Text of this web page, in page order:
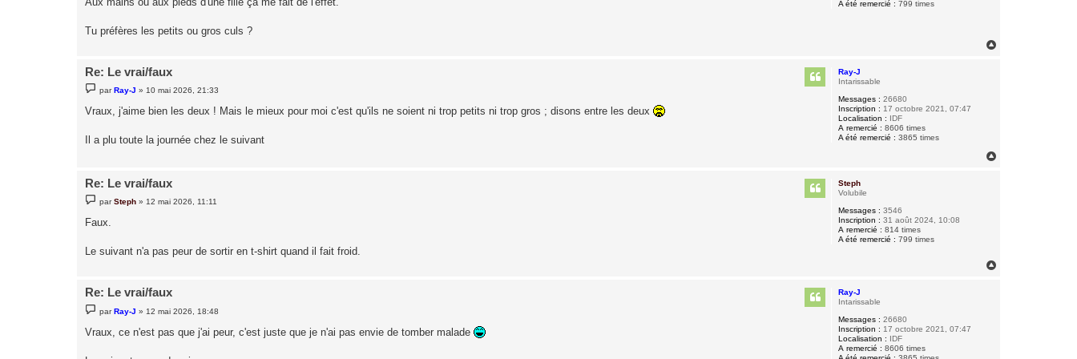
A été remercié : 799 times
Tu préfères les petits ou gros culs ?
Ray-J
Intarissable
Messages : 26680
Inscription : 17 octobre 2021, 07:47
Localisation : IDF
A remercié : 8606 times
A été remercié : 3865 times
Re: Le vrai/faux
e
s
e
parRay-J » 10 mai 2026, 21:33
Vraux, j'aime bien les deux ! Mais le mieux pour moi c'est qu'ils ne soient ni trop petits ni trop gros ; disons entre les deux
Il a plu toute la journée chez le suivant
Steph
Volubile
Messages : 3546
Inscription : 31 août 2024, 10:08
A remercié : 814 times
A été remercié : 799 times
Re: Le vrai/faux
e
s
e
parSteph » 12 mai 2026, 11:11
Faux.
Le suivant n'a pas peur de sortir en t-shirt quand il fait froid.
Ray-J
Intarissable
Messages : 26680
Inscription : 17 octobre 2021, 07:47
Localisation : IDF
A remercié : 8606 times
Re: Le vrai/faux
e
s
parRay-J » 12 mai 2026, 18:48
Vraux, ce n'est pas que j'ai peur, c'est juste que je n'ai pas envie de tomber malade